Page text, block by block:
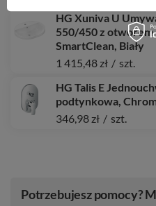
HG Xuniva U
550/450 z otworem
SmartClean, Biały
1 415,48 zł / szt.
HG Talis E
podtynkowa,
346,98 zł / szt.
Potrzebujesz pomocy?